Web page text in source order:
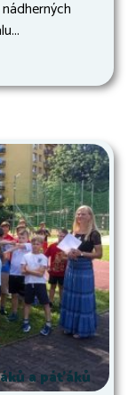
a páťáků